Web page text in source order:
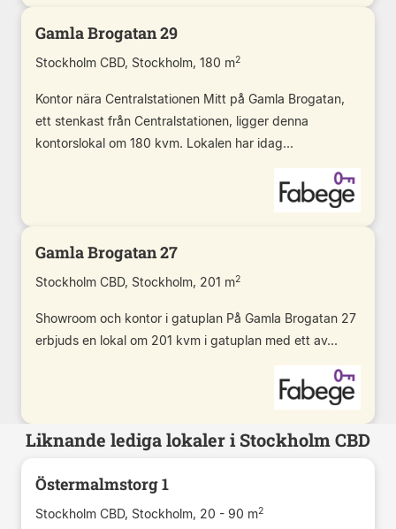
Gamla Brogatan 29
Stockholm CBD, Stockholm, 180 m2
Kontor nära Centralstationen Mitt på Gamla Brogatan,
ett stenkast från Centralstationen, ligger denna
kontorslokal om 180 kvm. Lokalen har idag...
Gamla Brogatan 27
Stockholm CBD, Stockholm, 201 m2
Showroom och kontor i gatuplan På Gamla Brogatan 27
erbjuds en lokal om 201 kvm i gatuplan med ett av...
Liknande lediga lokaler i Stockholm CBD
Östermalmstorg 1
Stockholm CBD, Stockholm, 20 - 90 m2